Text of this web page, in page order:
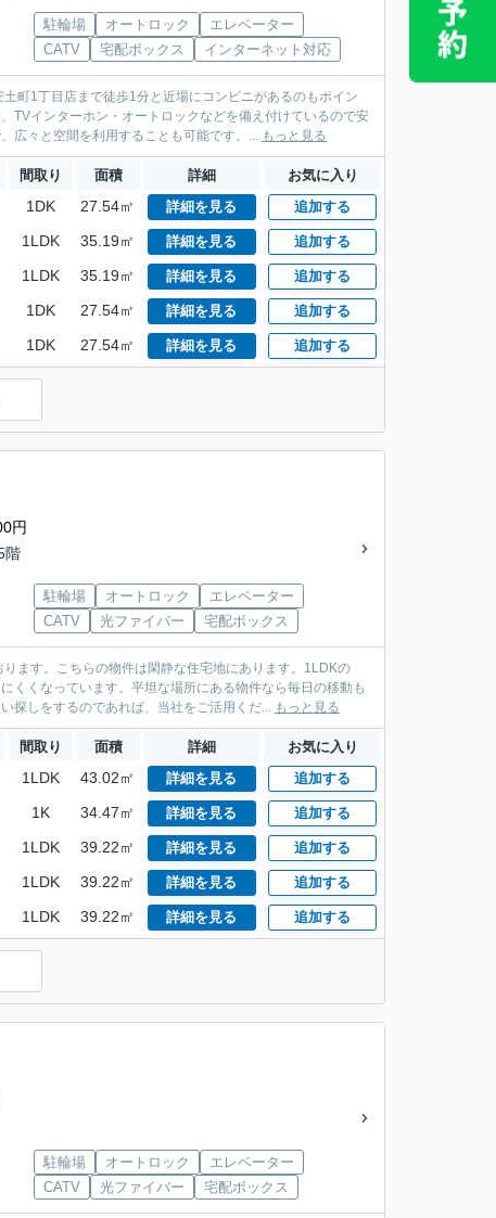
駐輪場 オートロック
エレベーター
CATV
宅配ボックス インターネット対応
町1丁目店まで徒歩1分と近場にコンビニがあるのもポイン
TVインターホン・オートロックなどを備え付けているので安
広々と空間を利用することも可能です。... もっと見る
間取り 面積 詳細 お気に入り
1DK 27.54㎡ 詳細を見る 追加する
1LDK 35.19㎡ 詳細を見る 追加する
1LDK 35.19㎡ 詳細を見る 追加する
1DK 27.54㎡ 詳細を見る 追加する
1DK 27.54㎡ 詳細を見る 追加する
円
階
駐輪場 オートロック
エレベーター
CATV
光ファイバー 宅配ボックス
ます。こちらの物件は閑静な住宅地にあります。1LDKの
くくなっています。平坦な場所にある物件なら毎日の移動も
探しをするのであれば、当社をご活用くだ... もっと見る
間取り 面積 詳細 お気に入り
1LDK 43.02㎡ 詳細を見る 追加する
1K 34.47㎡ 詳細を見る 追加する
1LDK 39.22㎡ 詳細を見る 追加する
1LDK 39.22㎡ 詳細を見る 追加する
1LDK 39.22㎡ 詳細を見る 追加する
駐輪場 オートロック
エレベーター
CATV
光ファイバー 宅配ボックス